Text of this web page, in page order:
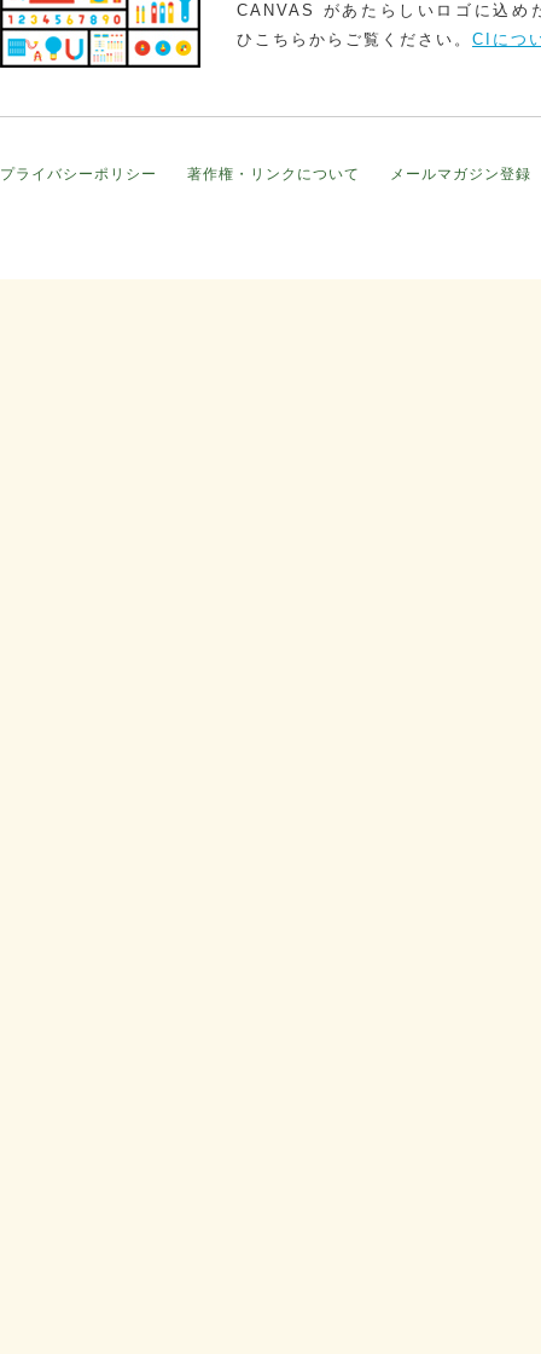
CANVAS があたらしいロゴに込め
ひこちらからご覧ください。 CIにつ
プライバシーポリシー 著作権・リンクについて メールマガジン登録